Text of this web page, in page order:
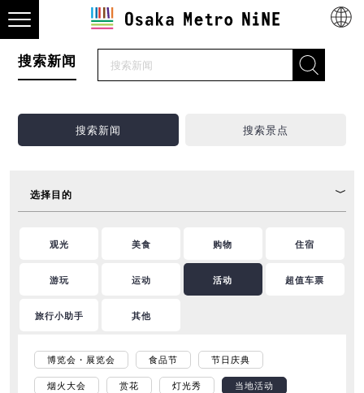
搜索新闻
搜索新闻 搜索景点
选择目的
观光 美食 购物 住宿
游玩 运动 活动 超值车票
旅行小助手 其他
博览会・展览会 食品节 节日庆典
烟火大会 赏花 灯光秀 当地活动